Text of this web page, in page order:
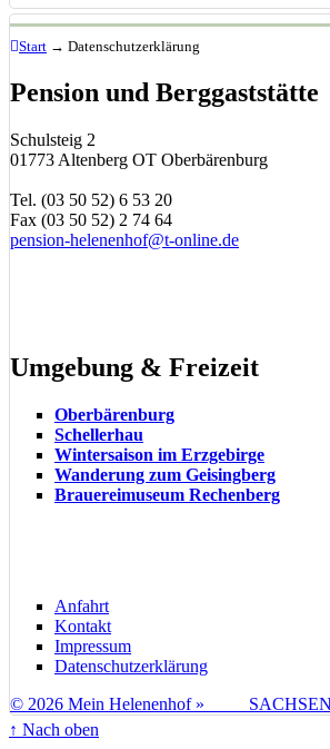
Start → Datenschutzerklärung
Pension und Berggaststätte
Schulsteig 2
01773 Altenberg OT Oberbärenburg
Tel. (03 50 52) 6 53 20
Fax (03 50 52) 2 74 64
pension-helenenhof@t-online.de
Umgebung & Freizeit
Oberbärenburg
Schellerhau
Wintersaison im Erzgebirge
Wanderung zum Geisingberg
Brauereimuseum Rechenberg
Anfahrt
Kontakt
Impressum
Datenschutzerklärung
© 2026 Mein Helenenhof »
↑ Nach oben